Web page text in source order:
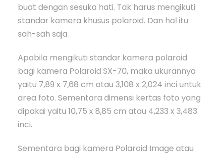
buat dengan sesuka hati. Tak harus mengikuti
standar kamera khusus polaroid. Dan hal itu
sah-sah saja.
Apabila mengikuti standar kamera polaroid
bagi kamera Polaroid SX-70, maka ukurannya
yaitu 7,89 x 7,68 cm atau 3,108 x 2,024 inci untuk
area foto. Sementara dimensi kertas foto yang
dipakai yaitu 10,75 x 8,85 cm atau 4,233 x 3,483
inci.
Sementara bagi kamera Polaroid Image atau